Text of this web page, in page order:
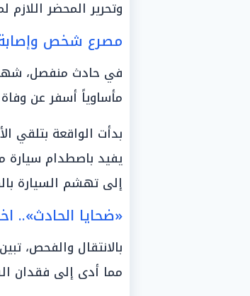
وتحرير المحضر اللازم
مصرع شخص وإصابة 11 آخرين في حادث تصادم مروع
في حادث منفصل، شهد
مأساوياً أسفر عن وفاة شخص وإصابة 11
بدأت الواقعة بتلقي
إلى تهشم السيارة
«ضحايا الحادث»..
بالانتقال والفحص،
مما أدى إلى فقدان